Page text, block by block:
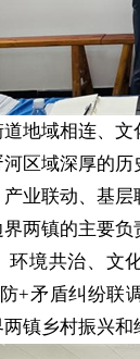
地域相连、
区域深厚的
业联动、基
两镇的主要
环境共治、文
+矛盾纠纷联
镇乡村振兴和